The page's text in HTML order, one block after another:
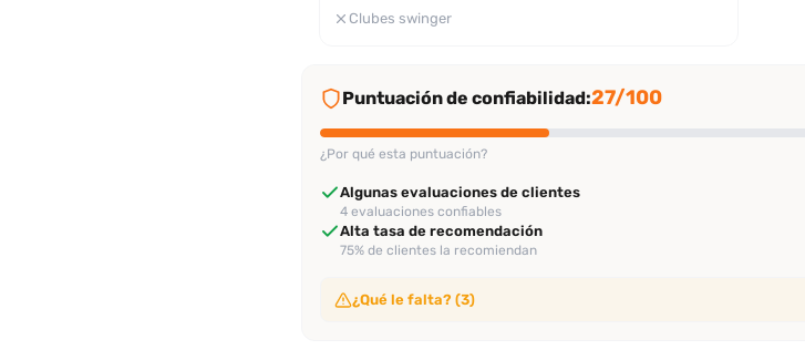
Clubes swinger
Puntuación de confiabilidad:27/100
¿Por qué esta puntuación?
Algunas evaluaciones de clientes
4 evaluaciones confiables
Alta tasa de recomendación
75% de clientes la recomiendan
¿Qué le falta? (3)